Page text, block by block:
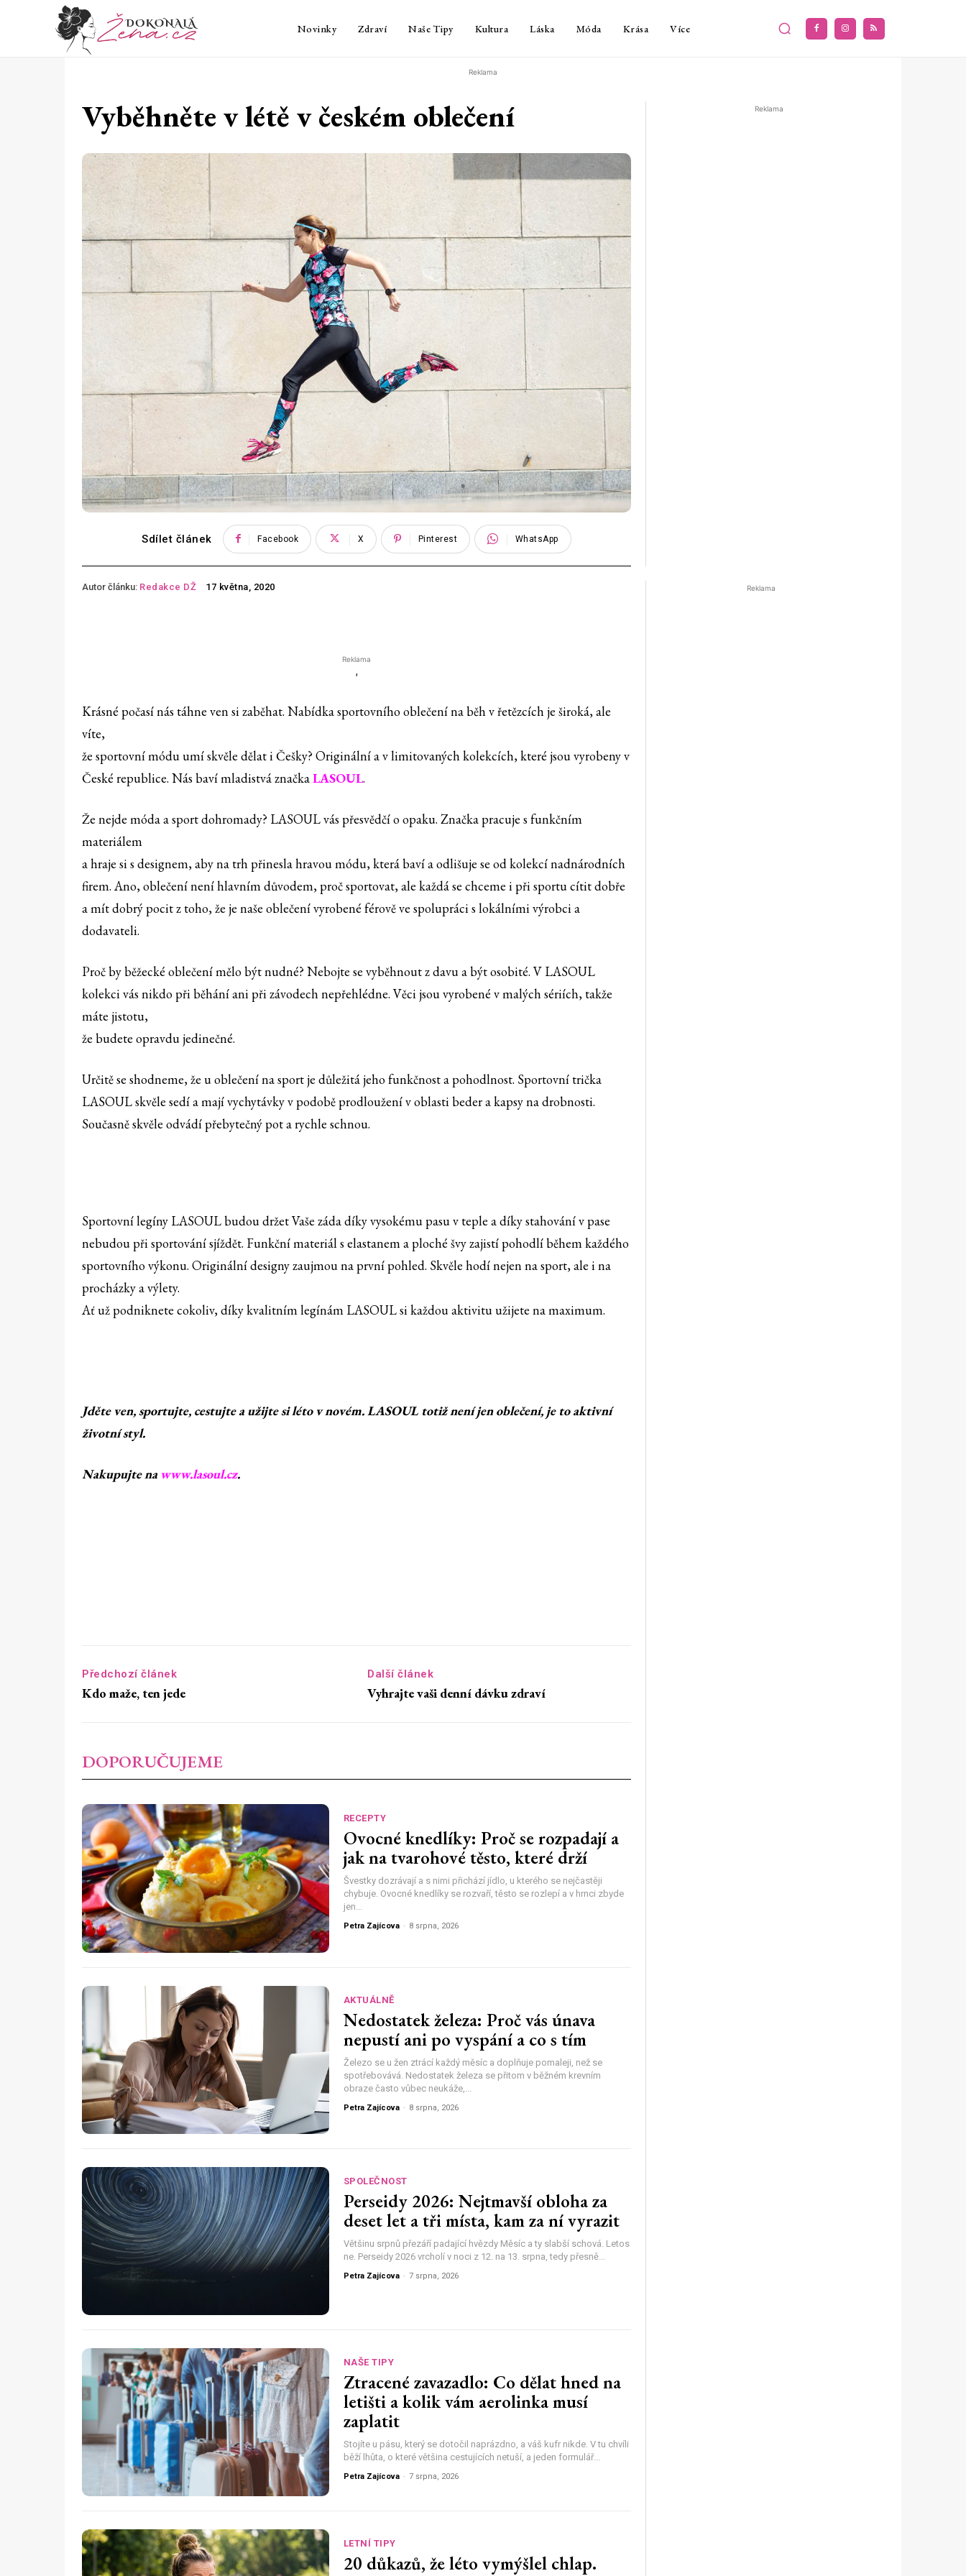
Novinky Zdraví Naše Tipy Kultura Láska Móda Krása Více
Reklama
Vyběhněte v létě v českém oblečení
Sdílet článek Facebook X Pinterest WhatsApp
Reklama
Autor článku: Redakce DŽ 17 května, 2020
Reklama
'
Krásné počasí nás táhne ven si zaběhat. Nabídka sportovního oblečení na běh v řetězcích je široká, ale
víte,
že sportovní módu umí skvěle dělat i Češky? Originální a v limitovaných kolekcích, které jsou vyrobeny v
České republice. Nás baví mladistvá značkaLASOUL.
Že nejde móda a sport dohromady? LASOUL vás přesvědčí o opaku. Značka pracuje s funkčním
materiálem
a hraje si s designem, aby na trh přinesla hravou módu, která baví a odlišuje se od kolekcí nadnárodních
firem. Ano, oblečení není hlavním důvodem, proč sportovat, ale každá se chceme i při sportu cítit dobře
a mít dobrý pocit z toho, že je naše oblečení vyrobené férově ve spolupráci s lokálními výrobci a
dodavateli.
Proč by běžecké oblečení mělo být nudné? Nebojte se vyběhnout z davu a být osobité. V LASOUL
kolekci vás nikdo při běhání ani při závodech nepřehlédne. Věci jsou vyrobené v malých sériích, takže
máte jistotu,
že budete opravdu jedinečné.
Určitě se shodneme, že u oblečení na sport je důležitá jeho funkčnost a pohodlnost. Sportovní trička
LASOUL skvěle sedí a mají vychytávky v podobě prodloužení v oblasti beder a kapsy na drobnosti.
Současně skvěle odvádí přebytečný pot a rychle schnou.
Sportovní legíny LASOUL budou držet Vaše záda díky vysokému pasu v teple a díky stahování v pase
nebudou při sportování sjíždět. Funkční materiál s elastanem a ploché švy zajistí pohodlí během každého
sportovního výkonu. Originální designy zaujmou na první pohled. Skvěle hodí nejen na sport, ale i na
procházky a výlety.
Ať už podniknete cokoliv, díky kvalitním legínám LASOUL si každou aktivitu užijete na maximum.
Jděte ven, sportujte, cestujte a užijte si léto v novém. LASOUL totiž není jen oblečení, je to aktivní
životní styl.
Nakupujte na www.lasoul.cz.
Předchozí článek
Kdo maže, ten jede
Další článek
Vyhrajte vaši denní dávku zdraví
DOPORUČUJEME
RECEPTY
Ovocné knedlíky: Proč se rozpadají a
jak na tvarohové těsto, které drží
Švestky dozrávají a s nimi přichází jídlo, u kterého se nejčastěji
chybuje. Ovocné knedlíky se rozvaří, těsto se rozlepí a v hrnci zbyde
jen...
Petra Zajícova - 8 srpna, 2026
AKTUÁLNĚ
Nedostatek železa: Proč vás únava
nepustí ani po vyspání a co s tím
Železo se u žen ztrácí každý měsíc a doplňuje pomaleji, než se
spotřebovává. Nedostatek železa se přitom v běžném krevním
obraze často vůbec neukáže,...
Petra Zajícova - 8 srpna, 2026
SPOLEČNOST
Perseidy 2026: Nejtmavší obloha za
deset let a tři místa, kam za ní vyrazit
Většinu srpnů přezáří padající hvězdy Měsíc a ty slabší schová. Letos
ne. Perseidy 2026 vrcholí v noci z 12. na 13. srpna, tedy přesně...
Petra Zajícova - 7 srpna, 2026
NAŠE TIPY
Ztracené zavazadlo: Co dělat hned na
letišti a kolik vám aerolinka musí
zaplatit
Stojíte u pásu, který se dotočil naprázdno, a váš kufr nikde. V tu chvíli
běží lhůta, o které většina cestujících netuší, a jeden formulář...
Petra Zajícova - 7 srpna, 2026
LETNÍ TIPY
20 důkazů, že léto vymýšlel chlap.
Reklama